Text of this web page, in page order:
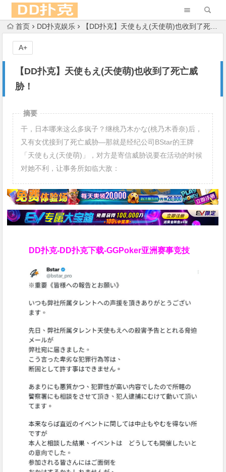
首页 DD扑克娱乐 【DD扑克】天使もえ(天使萌)也收到了死亡威胁！
【DD扑克】天使もえ(天使萌)也收到了死亡威
胁！
A+
摘要
干，日本哪来这么多疯子？继桃乃木かな(桃乃木香奈)后，
又有女优接到了死亡威胁—那就是经纪公司BStar的王牌
「天使もえ(天使萌)」，对方是寄信威胁说要在活动的时候
对她不利，让事务所如临大敌：
DD扑克-DD扑克下载-GGPoker亚洲赛事竞技